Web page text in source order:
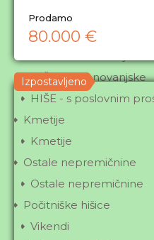
Prodamo
80.000 €
Izpostavljeno
Hiše
HIŠE - 2-stanovanjske
HIŠE - s poslovnim
Kmetije
Kmetije
Ostale nepremičnine
Ostale nepremičnine
Počitniške hišice
Vikendi